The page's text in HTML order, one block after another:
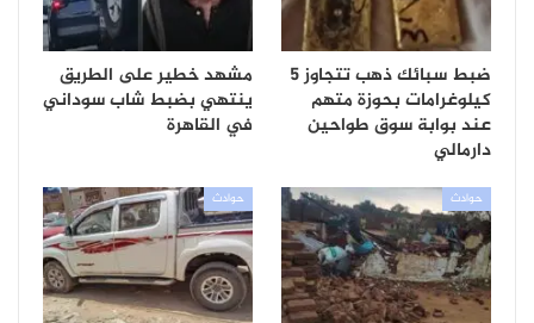
ضبط سبائك ذهب تتجاوز 5
كيلوغرامات بحوزة متهم
عند بوابة سوق طواحين
دارمالي
مشهد خطير على الطريق
ينتهي بضبط شاب سوداني
في القاهرة
حوادث حوادث